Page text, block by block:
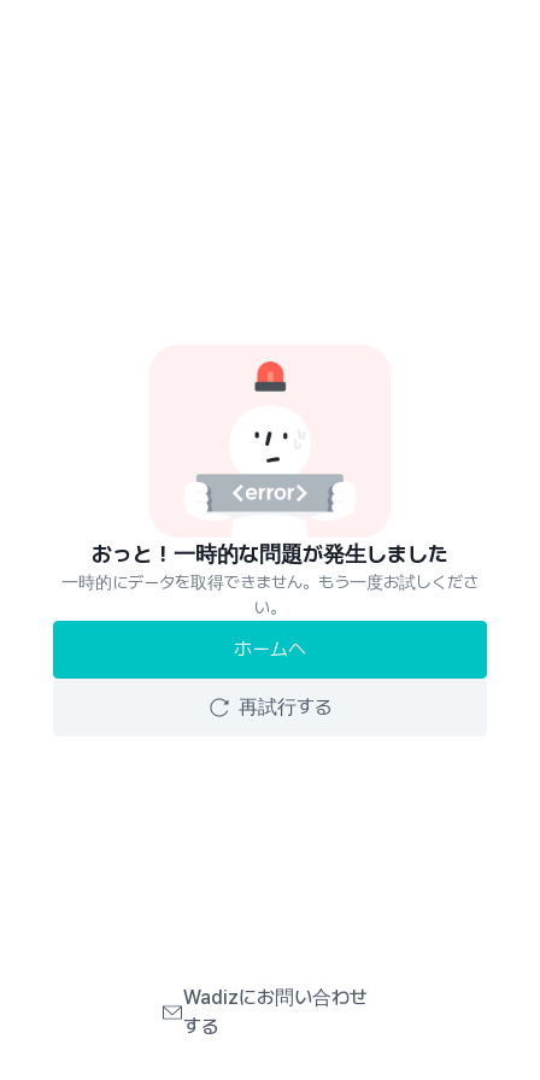
おっと！一時的な問題が発生しました
一時的にデータを取得できません。もう一度お試しくださ
い。
ホームへ
再試行する
Wadizにお問い合わせ
する